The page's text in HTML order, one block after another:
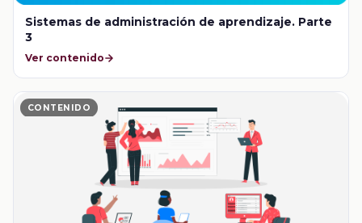
Sistemas de administración de aprendizaje. Parte
3
Ver contenido
CONTENIDO